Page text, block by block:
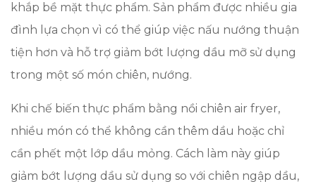
khắp bề mặt thực phẩm. Sản phẩm được nhiều gia
đình lựa chọn vì có thể giúp việc nấu nướng thuận
tiện hơn và hỗ trợ giảm bớt lượng dầu mỡ sử dụng
trong một số món chiên, nướng.
Khi chế biến thực phẩm bằng nồi chiên air fryer,
nhiều món có thể không cần thêm dầu hoặc chỉ
cần phết một lớp dầu mỏng. Cách làm này giúp
giảm bớt lượng dầu sử dụng so với chiên ngập dầu,